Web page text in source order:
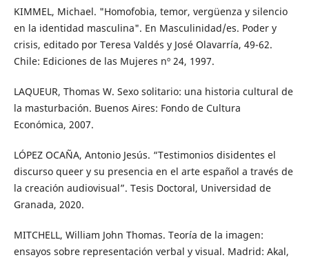
KIMMEL, Michael. "Homofobia, temor, vergüenza y silencio
en la identidad masculina". En Masculinidad/es. Poder y
crisis, editado por Teresa Valdés y José Olavarría, 49-62.
Chile: Ediciones de las Mujeres nº 24, 1997.
LAQUEUR, Thomas W. Sexo solitario: una historia cultural de
la masturbación. Buenos Aires: Fondo de Cultura
Económica, 2007.
LÓPEZ OCAÑA, Antonio Jesús. “Testimonios disidentes el
discurso queer y su presencia en el arte español a través de
la creación audiovisual”. Tesis Doctoral, Universidad de
Granada, 2020.
MITCHELL, William John Thomas. Teoría de la imagen:
ensayos sobre representación verbal y visual. Madrid: Akal,